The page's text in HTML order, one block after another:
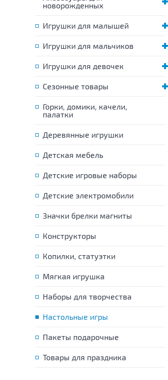
новорожденных
Игрушки для малышей
Игрушки для мальчиков
Игрушки для девочек
Сезонные товары
Горки, домики, качели,
палатки
Деревянные игрушки
Детская мебель
Детские игровые наборы
Детские электромобили
Значки брелки магниты
Конструкторы
Копилки, статуэтки
Мягкая игрушка
Наборы для творчества
Настольные игры
Пакеты подарочные
Товары для праздника
Викторина Вокруг света
46086
Космическая
Код: